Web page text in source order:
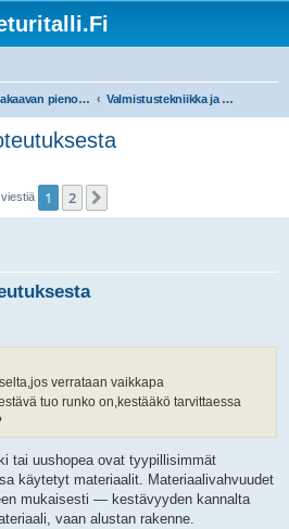
H0-mittakaavan pienoisrautatiet Valmistustekniikka ja työvälineet
1 2
verrataan vaikkapa
tuo runko on,kestääkö tarvittaessa
tai uushopea ovat tyypillisimmät
käytetyt materiaalit. Materiaalivahvuudet
mukaisesti — kestävyyden kannalta
vaan alustan rakenne.